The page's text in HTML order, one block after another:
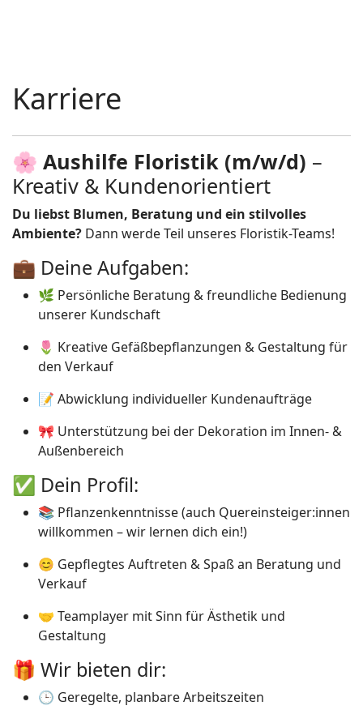
Karriere
🌸 Aushilfe Floristik (m/w/d) –
Kreativ & Kundenorientiert
Du liebst Blumen, Beratung und ein stilvolles
Ambiente? Dann werde Teil unseres Floristik-Teams!
💼 Deine Aufgaben:
🌿 Persönliche Beratung & freundliche Bedienung
unserer Kundschaft
🌷 Kreative Gefäßbepflanzungen & Gestaltung für
den Verkauf
📝 Abwicklung individueller Kundenaufträge
🎀 Unterstützung bei der Dekoration im Innen- &
Außenbereich
✅ Dein Profil:
📚 Pflanzenkenntnisse (auch Quereinsteiger:innen
willkommen – wir lernen dich ein!)
😊 Gepflegtes Auftreten & Spaß an Beratung und
Verkauf
🤝 Teamplayer mit Sinn für Ästhetik und
Gestaltung
🎁 Wir bieten dir:
🕒 Geregelte, planbare Arbeitszeiten